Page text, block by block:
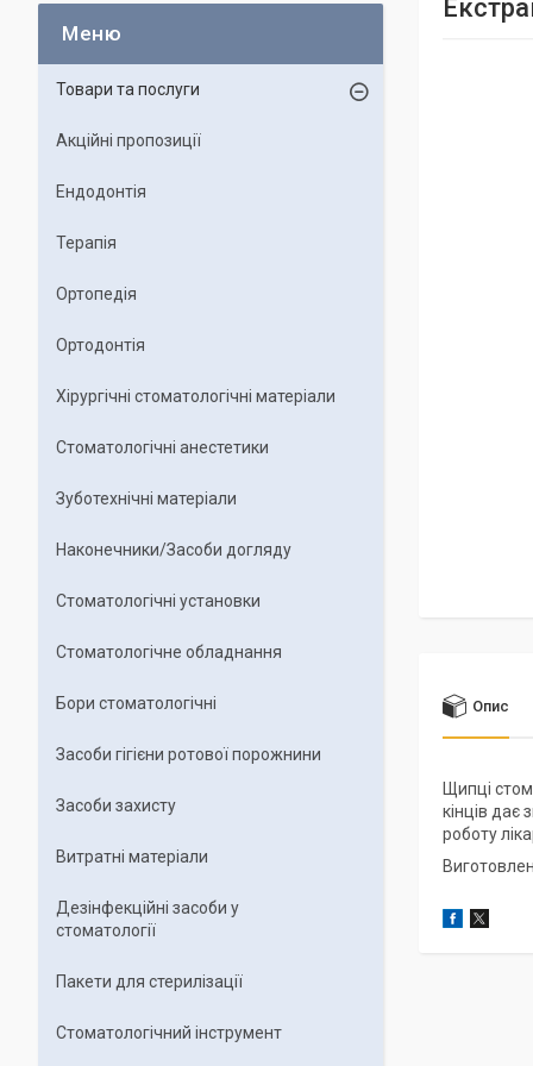
Опис
Щипці
кінців дає
роботу
Товари та послуги
Акційні пропозиції
Ендодонтія
Терапія
Ортопедія
Ортодонтія
Хірургічні стоматологічні матеріали
Стоматологічні анестетики
Зуботехнічні матеріали
Наконечники/Засоби догляду
Стоматологічні установки
Стоматологічне обладнання
Бори стоматологічні
Засоби гігієни ротової порожнини
Засоби захисту
Витратні матеріали
Дезінфекційні засоби у
стоматології
Пакети для стерилізації
Стоматологічний інструмент